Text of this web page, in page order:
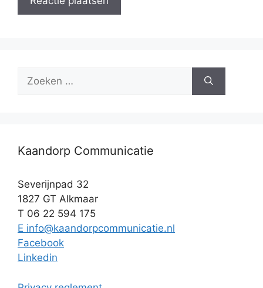
Zoek
Kaandorp Communicatie
Severijnpad 32
1827 GT Alkmaar
T 06 22 594 175
E info@kaandorpcommunicatie.nl
Facebook
Linkedin